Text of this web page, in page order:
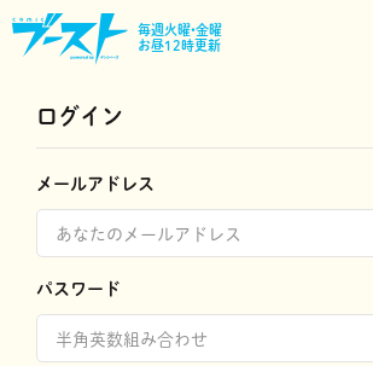
毎週火曜•金曜
お昼12時更新
ログイン
メールアドレス
パスワード